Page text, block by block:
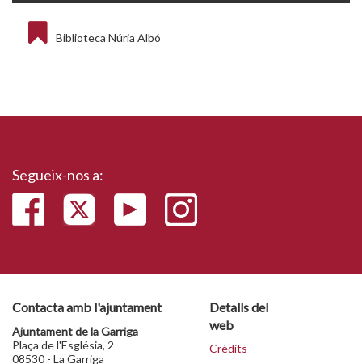
Biblioteca Núria Albó
Segueix-nos a:
Contacta amb l'ajuntament
Ajuntament de la Garriga
Plaça de l'Església, 2
08530 - La Garriga
Detalls del
web
Crèdits